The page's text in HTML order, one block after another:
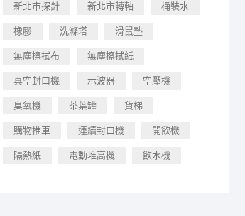
新北市探針 新北市轉軸 桶裝水
橡膠 洗滌塔 滑鼠墊
無塵擦拭布 無塵擦拭紙
真空封口機 示波器 空壓機
臭氧機 茶葉罐 貨梯
購物推車 連續封口機 開飲機
隔熱紙 電動堆高機 飲水機